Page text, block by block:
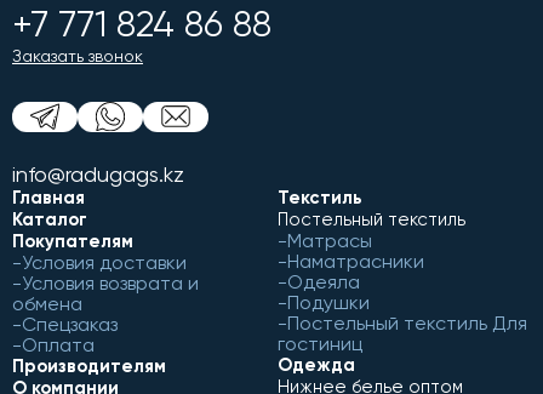
+7 771 824 86 88
Заказать звонок
info@radugags.kz
Главная
Каталог
Покупателям
Условия доставки
Условия возврата и
обмена
Спецзаказ
Оплата
Производителям
О компании
Текстиль
Постельный текстиль
Матрасы
Наматрасники
Одеяла
Подушки
Постельный текстиль Для
гостиниц
Одежда
Нижнее белье оптом